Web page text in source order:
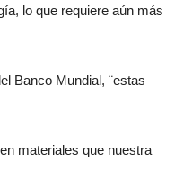
lo que requiere aún más
Banco Mundial, ¨estas
materiales que nuestra